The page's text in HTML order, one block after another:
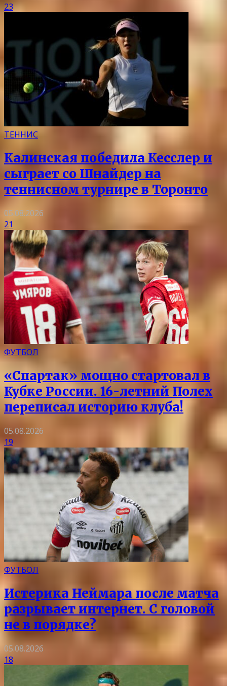
23
ТЕННИС
Калинская победила Кесслер и
сыграет со Шнайдер на
теннисном турнире в Торонто
05.08.2026
21
ФУТБОЛ
«Спартак» мощно стартовал в
Кубке России. 16-летний Полех
переписал историю клуба!
05.08.2026
19
ФУТБОЛ
Истерика Неймара после матча
разрывает интернет. С головой
не в порядке?
05.08.2026
18